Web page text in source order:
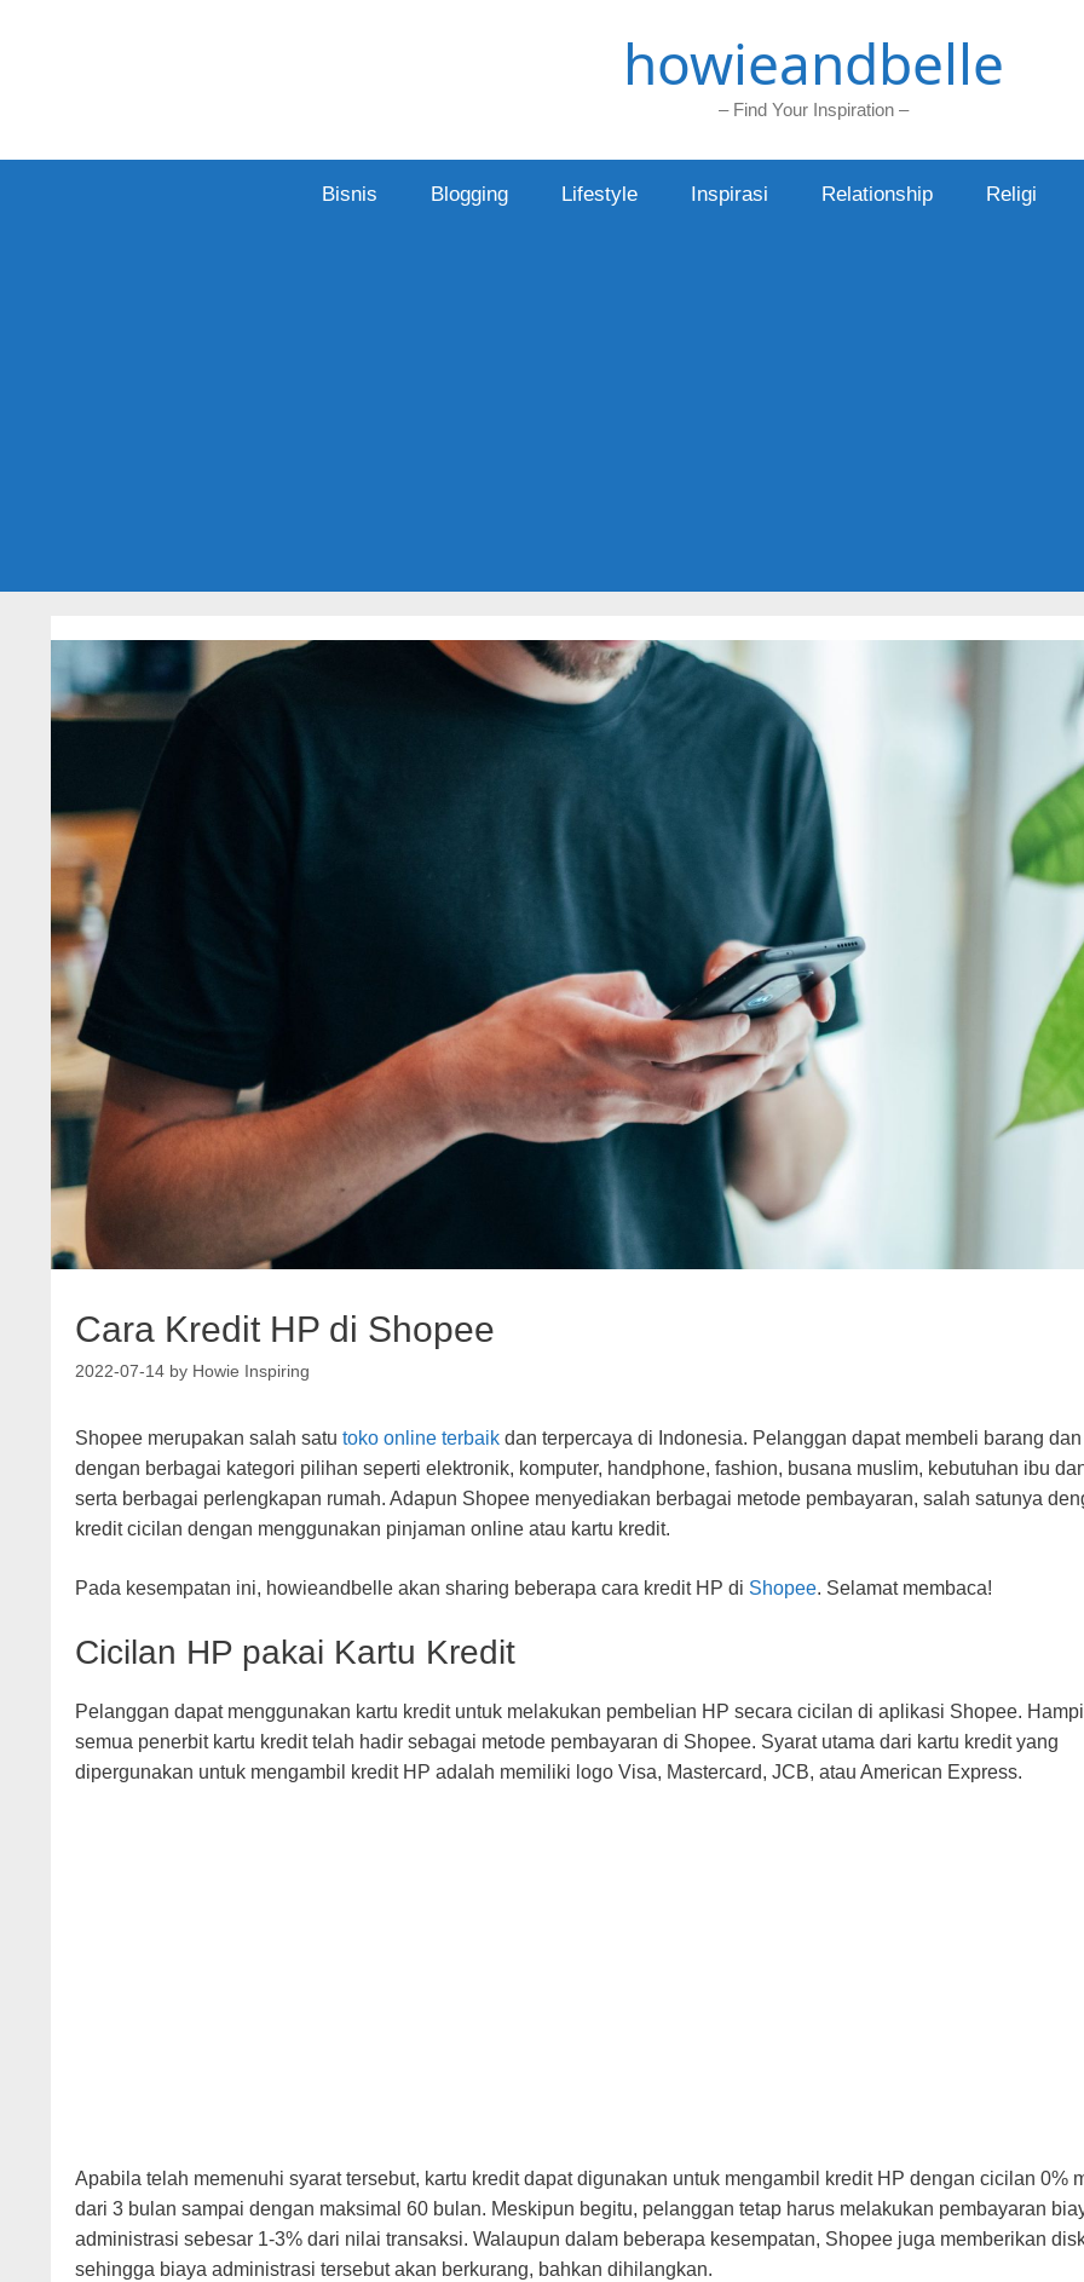
howieandbelle
– Find Your Inspiration –
Bisnis Blogging Lifestyle Inspirasi Relationship Religi
Cara Kredit HP di Shopee
2022-07-14 by Howie Inspiring
Shopee merupakan salah satu toko online terbaik dan terpercaya di Indonesia. Pelanggan dapat membeli barang
dengan berbagai kategori pilihan seperti elektronik, komputer, handphone, fashion, busana muslim, kebutuhan ibu
serta berbagai perlengkapan rumah. Adapun Shopee menyediakan berbagai metode pembayaran, salah satunya
kredit cicilan dengan menggunakan pinjaman online atau kartu kredit.
Pada kesempatan ini, howieandbelle akan sharing beberapa cara kredit HP di Shopee. Selamat membaca!
Cicilan HP pakai Kartu Kredit
Pelanggan dapat menggunakan kartu kredit untuk melakukan pembelian HP secara cicilan di aplikasi Shopee.
semua penerbit kartu kredit telah hadir sebagai metode pembayaran di Shopee. Syarat utama dari kartu kredit yang
dipergunakan untuk mengambil kredit HP adalah memiliki logo Visa, Mastercard, JCB, atau American Express.
Apabila telah memenuhi syarat tersebut, kartu kredit dapat digunakan untuk mengambil kredit HP dengan cicilan 0%
dari 3 bulan sampai dengan maksimal 60 bulan. Meskipun begitu, pelanggan tetap harus melakukan pembayaran
administrasi sebesar 1-3% dari nilai transaksi. Walaupun dalam beberapa kesempatan, Shopee juga memberikan
sehingga biaya administrasi tersebut akan berkurang, bahkan dihilangkan.